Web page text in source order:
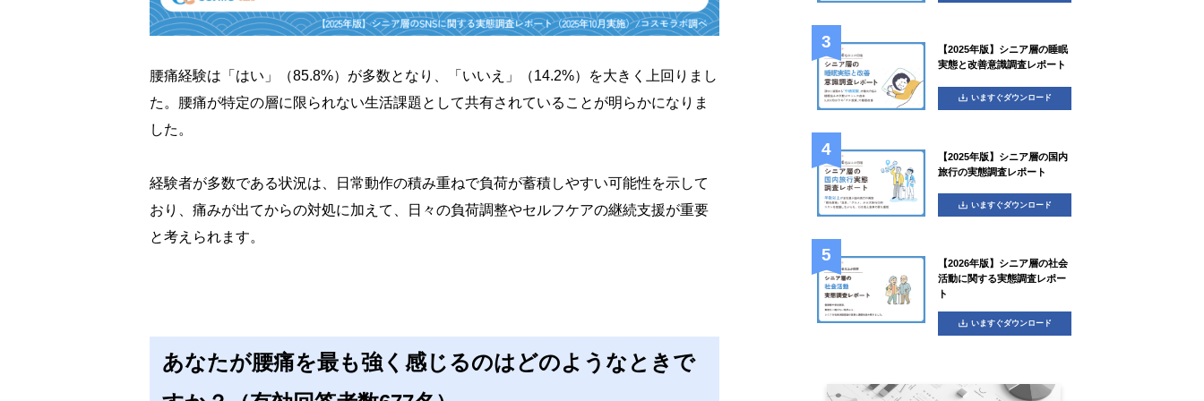
腰痛経験は「はい」（85.8%）が多数となり、「いいえ」（14.2%）を大きく上回りまし
た。腰痛が特定の層に限られない生活課題として共有されていることが明らかになりま
した。
経験者が多数である状況は、日常動作の積み重ねで負荷が蓄積しやすい可能性を示して
おり、痛みが出てからの対処に加えて、日々の負荷調整やセルフケアの継続支援が重要
と考えられます。
あなたが腰痛を最も強く感じるのはどのようなときで
【2025年版】シニア層の睡眠
実態と改善意識調査レポート
いますぐダウンロード
【2025年版】シニア層の国内
旅行の実態調査レポート
いますぐダウンロード
【2026年版】シニア層の社会
活動に関する実態調査レポー
ト
いますぐダウンロード